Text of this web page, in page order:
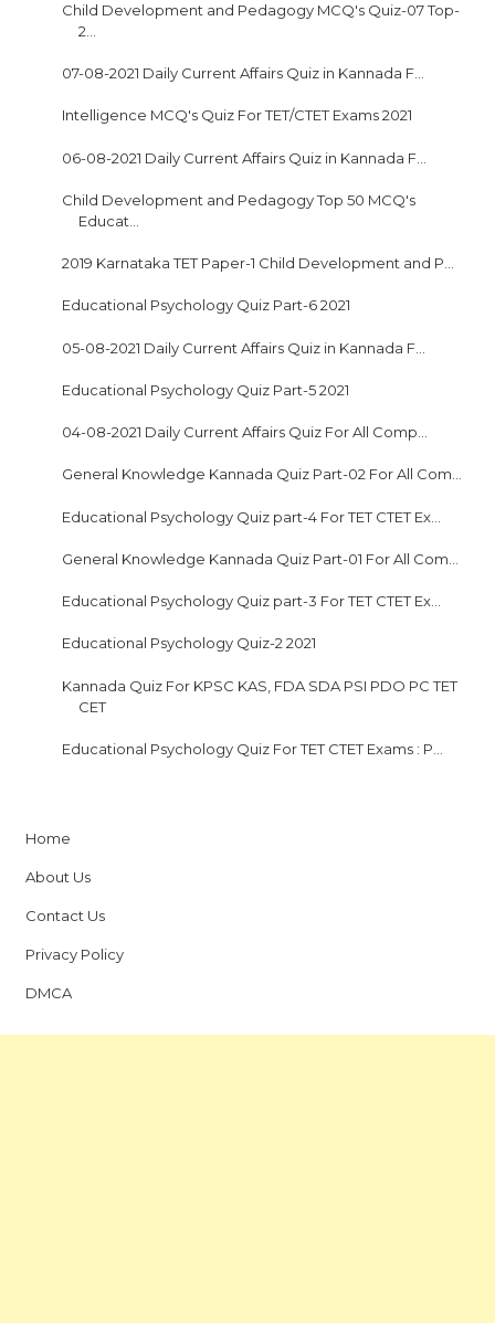
Child Development and Pedagogy MCQ's Quiz-07 Top-
2...
07-08-2021 Daily Current Affairs Quiz in Kannada F...
Intelligence MCQ's Quiz For TET/CTET Exams 2021
06-08-2021 Daily Current Affairs Quiz in Kannada F...
Child Development and Pedagogy Top 50 MCQ's
Educat...
2019 Karnataka TET Paper-1 Child Development and P...
Educational Psychology Quiz Part-6 2021
05-08-2021 Daily Current Affairs Quiz in Kannada F...
Educational Psychology Quiz Part-5 2021
04-08-2021 Daily Current Affairs Quiz For All Comp...
General Knowledge Kannada Quiz Part-02 For All Com...
Educational Psychology Quiz part-4 For TET CTET Ex...
General Knowledge Kannada Quiz Part-01 For All Com...
Educational Psychology Quiz part-3 For TET CTET Ex...
Educational Psychology Quiz-2 2021
Kannada Quiz For KPSC KAS, FDA SDA PSI PDO PC TET
CET
Educational Psychology Quiz For TET CTET Exams : P...
Home
About Us
Contact Us
Privacy Policy
DMCA